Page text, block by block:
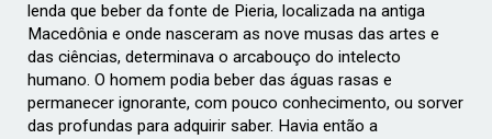
lenda que beber da fonte de Pieria, localizada na antiga
Macedônia e ondenasceram as nove musas das artes e
das ciências, determinava o arcabouço dointelecto
humano. O homem podia beber das águas rasas e
permanecer ignorante,com pouco conhecimento, ou sorver
das profundas para adquirir saber. Havia entãoa